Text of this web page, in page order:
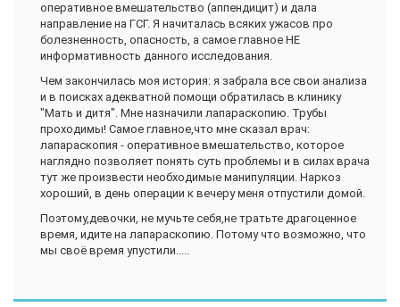
оперативное вмешательство (аппендицит) и дала
направление на ГСГ. Я начиталась всяких ужасов про
болезненность, опасность, а самое главное НЕ
информативность данного исследования.
Чем закончилась моя история: я забрала все свои анализа
и в поисках адекватной помощи обратилась в клинику
"Мать и дитя". Мне назначили лапараскопию. Трубы
проходимы! Самое главное,что мне сказал врач:
лапараскопия - оперативное вмешательство, которое
наглядно позволяет понять суть проблемы и в силах врача
тут же произвести необходимые манипуляции. Наркоз
хороший, в день операции к вечеру меня отпустили домой.
Поэтому,девочки, не мучьте себя,не тратьте драгоценное
время, идите на лапараскопию. Потому что возможно, что
мы своё время упустили.....